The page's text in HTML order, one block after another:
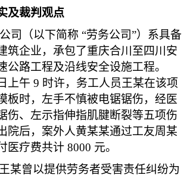
及裁判观点
司（以下简称 “劳务公司”）系具备
筑企业，承包了重庆合川至四川安
公路工程及沿线安全设施工程。
上午 9 时许，务工人员王某在该项
板时，左手不慎被电锯锯伤，经医
伤、左示指伸指肌腱断裂等五项伤
院后，案外人黄某某通过工友周某
医疗费共计 8000 元。
某曾以提供劳务者受害责任纠纷为